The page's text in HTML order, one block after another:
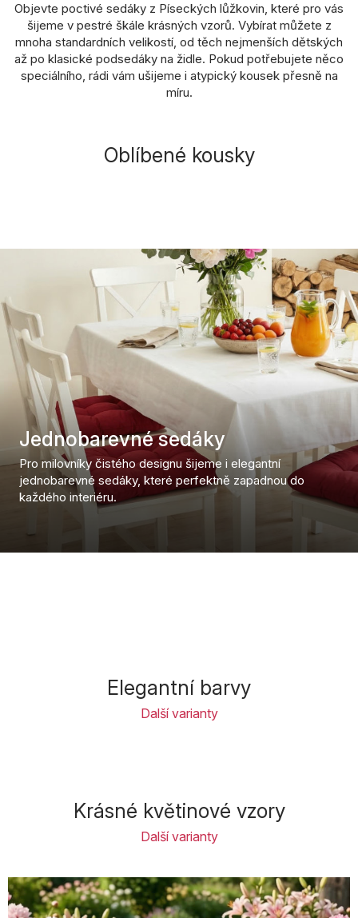
Objevte poctivé sedáky z Píseckých lůžkovin, které pro vás
šijeme v pestré škále krásných vzorů. Vybírat můžete z
mnoha standardních velikostí, od těch nejmenších dětských
až po klasické podsedáky na židle. Pokud potřebujete něco
speciálního, rádi vám ušijeme i atypický kousek přesně na
míru.
Oblíbené kousky
Jednobarevné sedáky
Pro milovníky čistého designu šijeme i elegantní
jednobarevné sedáky, které perfektně zapadnou do
každého interiéru.
Elegantní barvy
Další varianty
Krásné květinové vzory
Další varianty